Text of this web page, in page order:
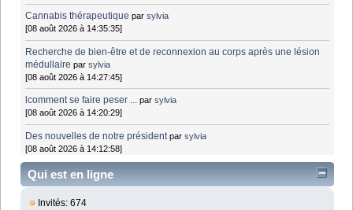
Cannabis thérapeutique parsylvia
[08 août 2026 à 14:35:35]
Recherche de bien-être et de reconnexion au corps après une lésion
médullaire parsylvia
[08 août 2026 à 14:27:45]
lcomment se faire peser ... parsylvia
[08 août 2026 à 14:20:29]
Des nouvelles de notre président parsylvia
[08 août 2026 à 14:12:58]
Qui est en ligne
Invités: 674